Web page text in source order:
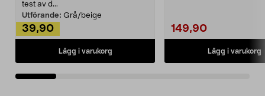
test av d...
Utförande: Grå/beige
39,90
Lägg i varukorg
149,90
Lägg i varukorg